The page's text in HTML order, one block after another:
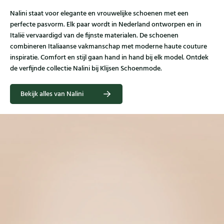
Nalini staat voor elegante en vrouwelijke schoenen met een
perfecte pasvorm. Elk paar wordt in Nederland ontworpen en in
Italië vervaardigd van de fijnste materialen. De schoenen
combineren Italiaanse vakmanschap met moderne haute couture
inspiratie. Comfort en stijl gaan hand in hand bij elk model. Ontdek
de verfijnde collectie Nalini bij Klijsen Schoenmode.
Bekijk alles van Nalini